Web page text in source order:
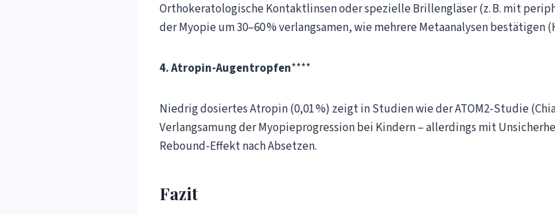
Orthokeratologische Kontaktlinsen oder spezielle Brillengläser (z. B. mit
der Myopie um 30–60 % verlangsamen, wie mehrere Metaanalysen bestätigen
4. Atropin-Augentropfen****
Niedrig dosiertes Atropin (0,01 %) zeigt in Studien wie der ATOM2-Studie
Verlangsamung der Myopieprogression bei Kindern – allerdings mit
Rebound-Effekt nach Absetzen.
Fazit